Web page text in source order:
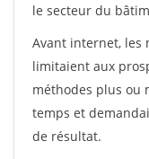
le secteur du
Avant internet, les
limitaient aux
méthodes plus ou
temps et
de résultat.